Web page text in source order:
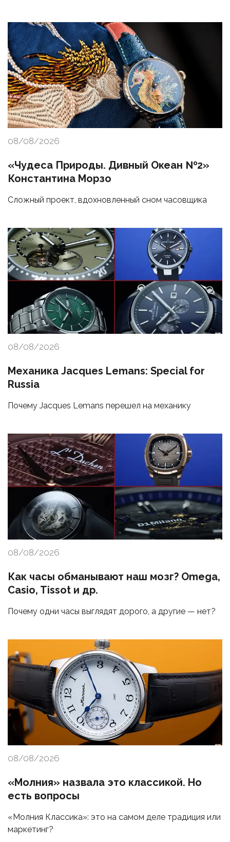
08/08/2026
«Чудеса Природы. Дивный Океан №2»
Константина Морзо
Сложный проект, вдохновленный сном часовщика
08/08/2026
Механика Jacques Lemans: Special for
Russia
Почему Jacques Lemans перешел на механику
08/08/2026
Как часы обманывают наш мозг? Omega,
Casio, Tissot и др.
Почему одни часы выглядят дорого, а другие — нет?
08/08/2026
«Молния» назвала это классикой. Но
есть вопросы
«Молния Классика»: это на самом деле традиция или
маркетинг?